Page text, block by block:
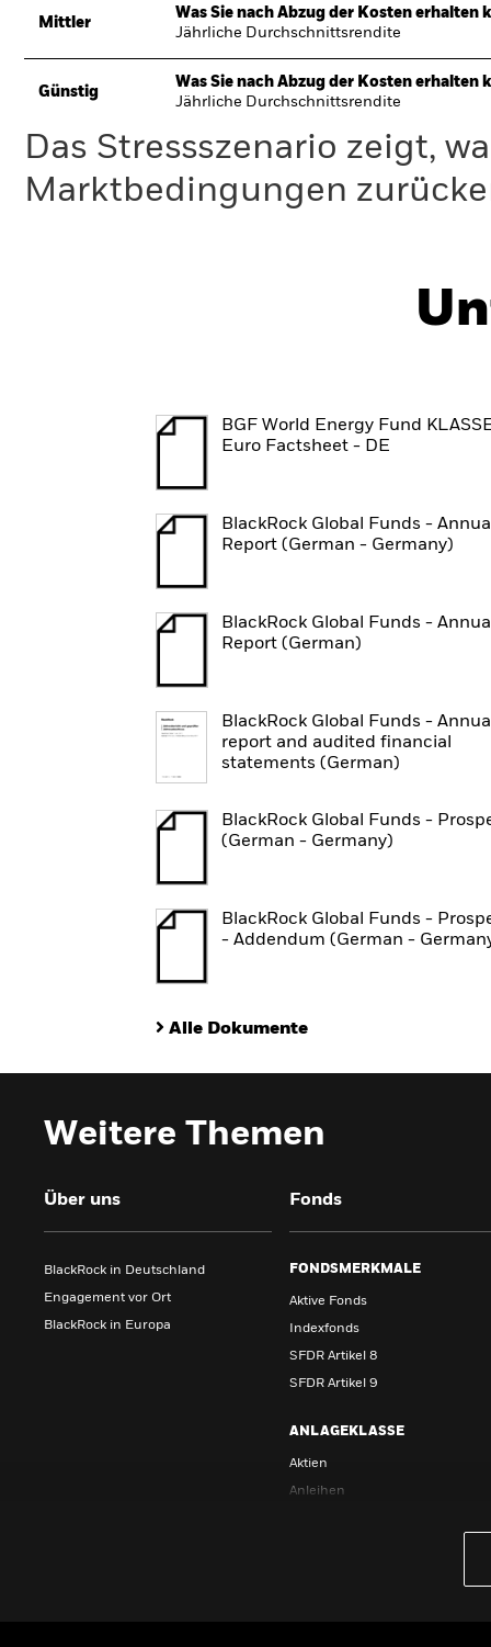
Mittler
Was Sie nach Abzug der Kosten erhalten
Jährliche Durchschnittsrendite
Günstig
Was Sie nach Abzug der Kosten erhalten
Jährliche Durchschnittsrendite
Das Stressszenario zeigt,
Marktbedingungen
BGF World Energy Fund
Euro Factsheet - DE
BlackRock Global Funds -
Report (German - Germany)
BlackRock Global Funds -
Report (German)
BlackRock Global Funds -
report and audited financial
statements (German)
BlackRock Global Funds -
(German - Germany)
BlackRock Global Funds -
- Addendum (German -
Alle Dokumente
Weitere Themen
Über uns
BlackRock in Deutschland
Engagement vor Ort
BlackRock in Europa
Fonds
FONDSMERKMALE
Aktive Fonds
Indexfonds
SFDR Artikel 8
SFDR Artikel 9
ANLAGEKLASSE
Aktien
Anleihen